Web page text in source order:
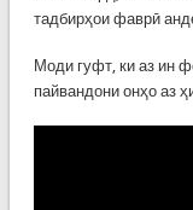
тадбирҳои фаврӣ
Моди гуфт, ки аз ин
пайвандони онҳо аз